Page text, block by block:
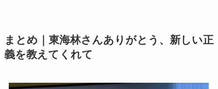
まとめ｜東海林さんありがとう、新しい正
義を教えてくれて